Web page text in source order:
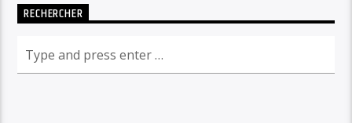
RECHERCHER